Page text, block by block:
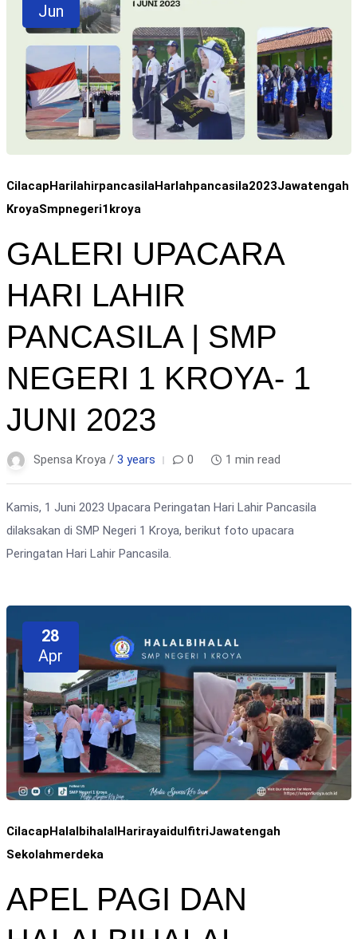
Jun
CilacapHarilahirpancasilaHarlahpancasila2023Jawatengah
KroyaSmpnegeri1kroya
GALERI UPACARA
HARI LAHIR
PANCASILA | SMP
NEGERI 1 KROYA- 1
JUNI 2023
Spensa Kroya / 3 years 0 1 min read
Kamis, 1 Juni 2023 Upacara Peringatan Hari Lahir Pancasila
dilaksakan di SMP Negeri 1 Kroya, berikut foto upacara
Peringatan Hari Lahir Pancasila.
28
Apr
CilacapHalalbihalalHarirayaidulfitriJawatengah
Sekolahmerdeka
APEL PAGI DAN